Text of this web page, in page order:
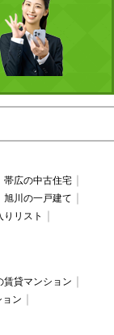
帯広の中古住宅
旭川の一戸建て
りリスト
賃貸マンション
ン